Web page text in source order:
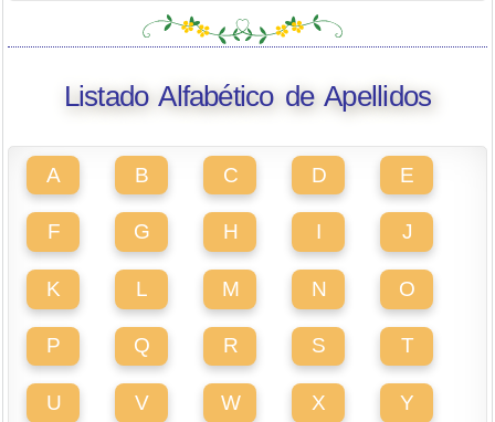
Listado Alfabético de Apellidos
A B C D E
F G H I J
K L M N O
P Q R S T
U V W X Y